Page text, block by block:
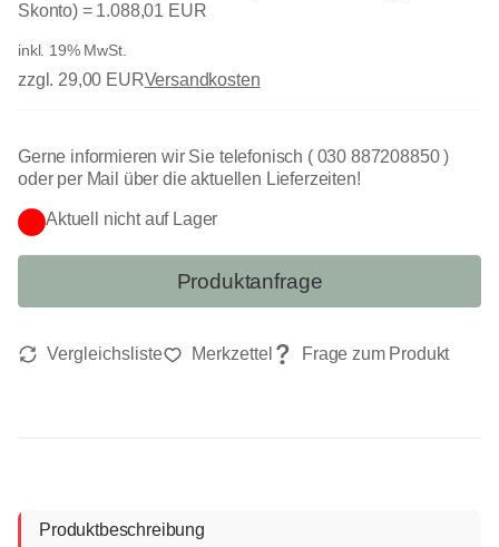
Skonto) = 1.088,01 EUR
inkl. 19% MwSt.
zzgl. 29,00 EURVersandkosten
Aktuell nicht auf Lager
Gerne informieren wir Sie telefonisch ( 030 887208850 )
oder per Mail über die aktuellen Lieferzeiten!
Produktanfrage
Produktbeschreibung